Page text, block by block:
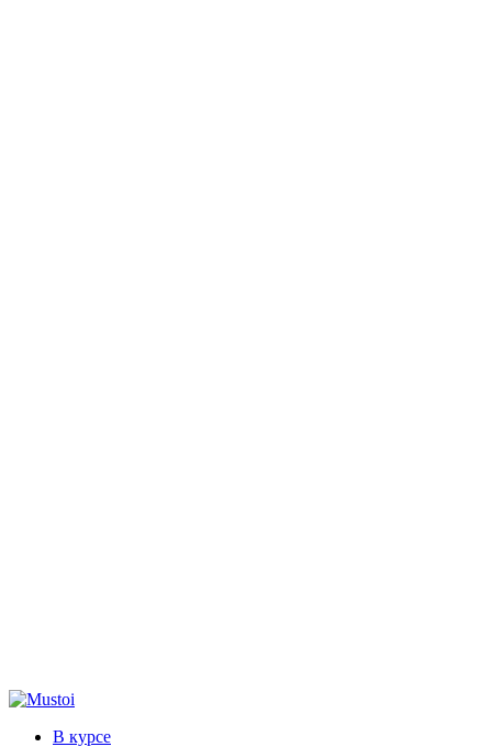
В курсе